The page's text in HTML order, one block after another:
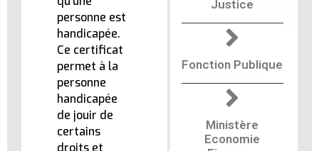
personne est
handicapée.
Ce certificat
permet à la
personne
handicapée
de jouir de
certains
droits et
Justice
Fonction Publique
Ministère
Economie